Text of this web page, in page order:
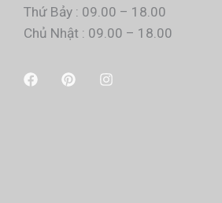
Thứ Bảy : 09.00 – 18.00
Chủ Nhật : 09.00 – 18.00